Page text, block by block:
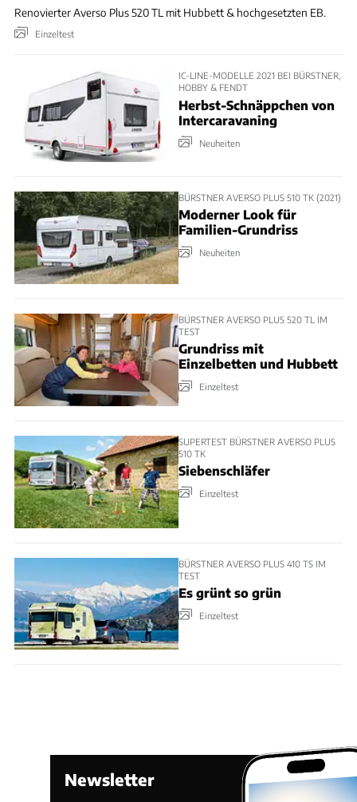
Renovierter Averso Plus 520 TL mit Hubbett & hochgesetzten EB.
Einzeltest
IC-LINE-MODELLE 2021 BEI BÜRSTNER,
HOBBY & FENDT
Herbst-Schnäppchen von
Intercaravaning
Neuheiten
BÜRSTNER AVERSO PLUS 510 TK (2021)
Moderner Look für
Familien-Grundriss
Neuheiten
BÜRSTNER AVERSO PLUS 520 TL IM
TEST
Grundriss mit
Einzelbetten und Hubbett
Einzeltest
SUPERTEST BÜRSTNER AVERSO PLUS
510 TK
Siebenschläfer
Einzeltest
BÜRSTNER AVERSO PLUS 410 TS IM
TEST
Es grünt so grün
Einzeltest
Newsletter